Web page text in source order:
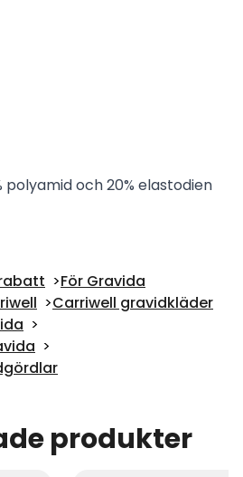
polyamid och 20% elastodien
För Gravida
Carriwell gravidkläder
produkter